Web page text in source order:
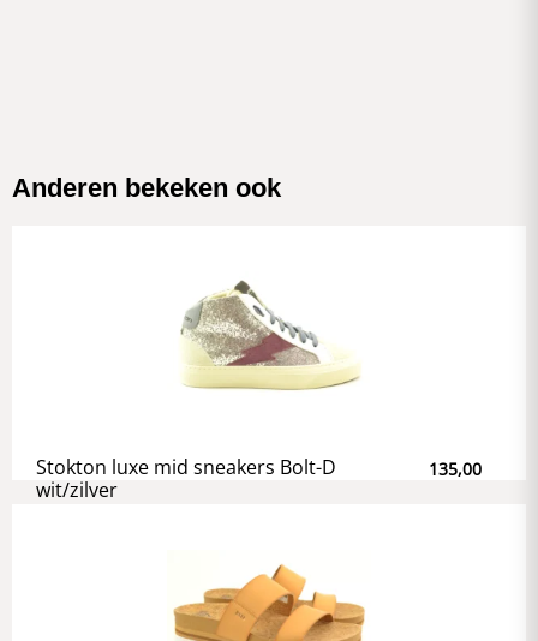
Anderen bekeken ook
Stokton luxe mid sneakers Bolt-D
wit/zilver
135,00